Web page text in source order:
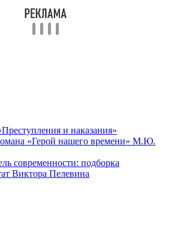
и наказания»
«Герой нашего времени» М.Ю.
современности: подборка
Виктора Пелевина